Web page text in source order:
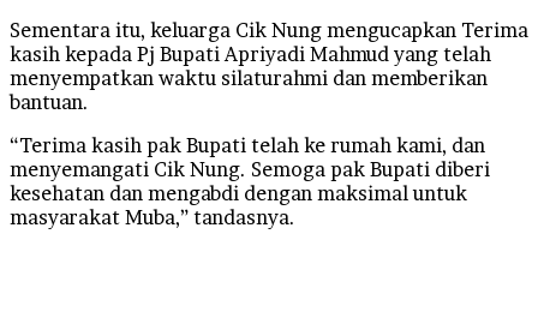
Sementara itu, keluarga Cik Nung mengucapkan Terima
kasih kepada Pj Bupati Apriyadi Mahmud yang telah
menyempatkan waktu silaturahmi dan memberikan
bantuan.
“Terima kasih pak Bupati telah ke rumah kami, dan
menyemangati Cik Nung. Semoga pak Bupati diberi
kesehatan dan mengabdi dengan maksimal untuk
masyarakat Muba,” tandasnya.